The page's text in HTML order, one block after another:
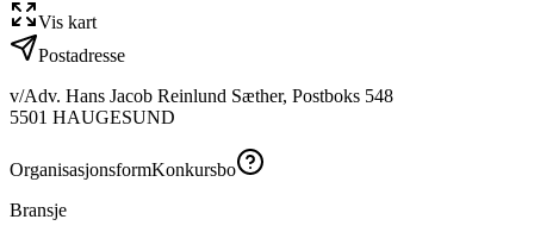
Vis kart
Postadresse
v/Adv. Hans Jacob Reinlund Sæther, Postboks 548
5501 HAUGESUND
OrganisasjonsformKonkursbo
Bransje